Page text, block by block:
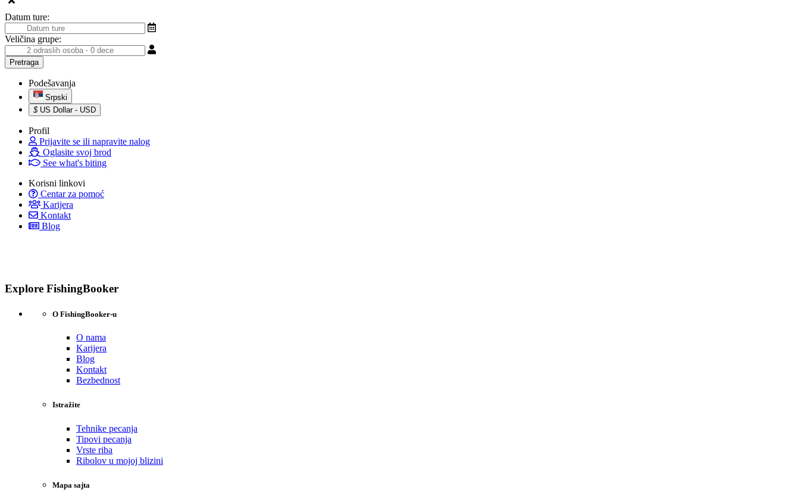
Datum ture:
Veličina grupe:
Podešavanja
Srpski
$ US Dollar - USD
Profil
Prijavite se ili napravite nalog
Oglasite svoj brod
See what's biting
Korisni linkovi
Centar za pomoć
Karijera
Kontakt
Blog
Explore FishingBooker
O FishingBooker-u
O nama
Karijera
Blog
Kontakt
Bezbednost
Istražite
Tehnike pecanja
Tipovi pecanja
Vrste riba
Ribolov u mojoj blizini
Mapa sajta